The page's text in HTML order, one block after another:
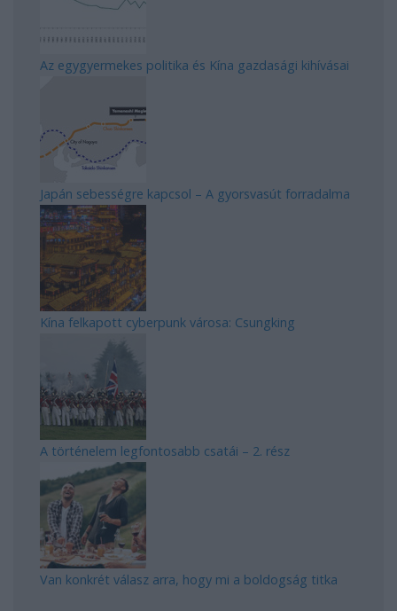
Az egygyermekes politika és Kína gazdasági kihívásai
Japán sebességre kapcsol – A gyorsvasút forradalma
Kína felkapott cyberpunk városa: Csungking
A történelem legfontosabb csatái – 2. rész
Van konkrét válasz arra, hogy mi a boldogság titka